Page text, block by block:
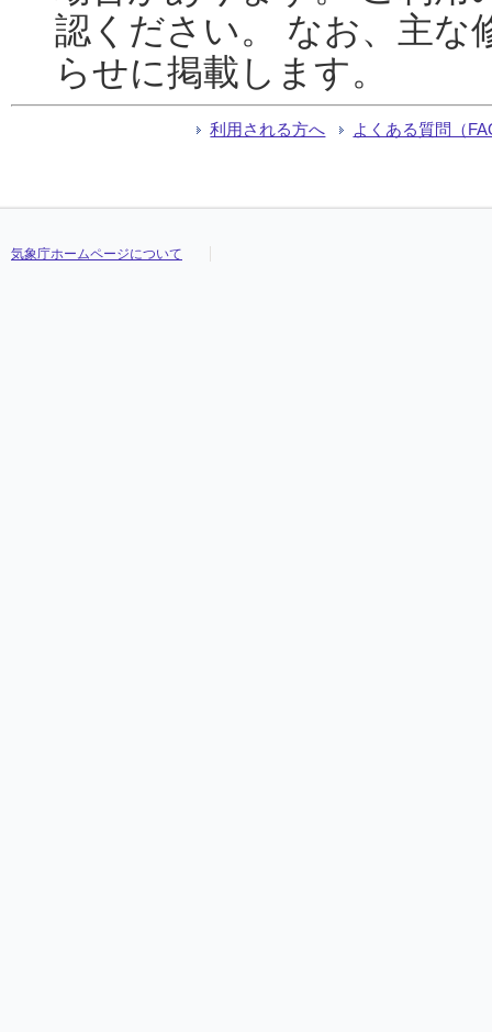
認ください。 なお、主な
らせに掲載します。
利用される方へ よくある質問（
気象庁ホームページについて